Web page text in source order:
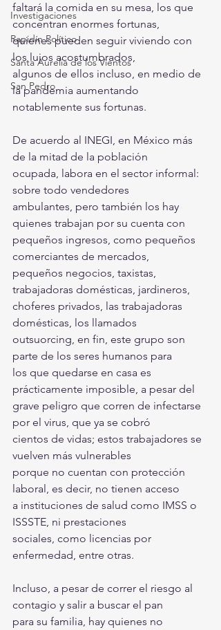
Investigaciones
Rapidín Político
Santa Aurelia de los Vientos
San Pedro
faltará la comida en su mesa, los que
concentran enormes fortunas,
quienes pueden seguir viviendo con
los lujos acostumbrados,
algunos de ellos incluso, en medio de
la pandemia aumentando
notablemente sus fortunas.
De acuerdo al INEGI, en México más
de la mitad de la población
ocupada, labora en el sector informal:
sobre todo vendedores
ambulantes, pero también los hay
quienes trabajan por su cuenta con
pequeños ingresos, como pequeños
comerciantes de mercados,
pequeños negocios, taxistas,
trabajadoras domésticas, jardineros,
choferes privados, las trabajadoras
domésticas, los llamados
outsuorcing, en fin, este grupo son
parte de los seres humanos para
los que quedarse en casa es
prácticamente imposible, a pesar del
grave peligro que corren de infectarse
por el virus, que ya se cobró
cientos de vidas; estos trabajadores se
vuelven más vulnerables
porque no cuentan con protección
laboral, es decir, no tienen acceso
a instituciones de salud como IMSS o
ISSSTE, ni prestaciones
sociales, como licencias por
enfermedad, entre otras.
Incluso, a pesar de correr el riesgo al
contagio y salir a buscar el pan
para su familia, hay quienes no